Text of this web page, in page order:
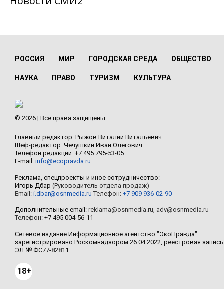
РОССИЯ МИР ГОРОДСКАЯ СРЕДА ОБЩЕСТВО
НАУКА ПРАВО ТУРИЗМ КУЛЬТУРА
© 2026 | Все права защищены
Главный редактор: Рыжов Виталий Витальевич
Шеф-редактор: Чечушкин Иван Олегович.
Телефон редакции: +7 495 795-53-05
E-mail: info@ecopravda.ru
Реклама, спецпроекты и иное сотрудничество:
Игорь Дбар (Руководитель отдела продаж)
Email: i.dbar@osnmedia.ru Телефон: +7 909 936-02-90
Дополнительные email: reklama@osnmedia.ru adv@osnmedia.ru
Телефон: +7 495 004-56-11
Сетевое издание Информационное агентство "ЭкоПравда"
зарегистрировано Роскомнадзором 26.04.2022, реестровая запись
ЭЛ № ФС77-82811.
18+